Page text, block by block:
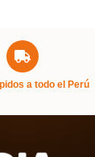
a todo el Perú